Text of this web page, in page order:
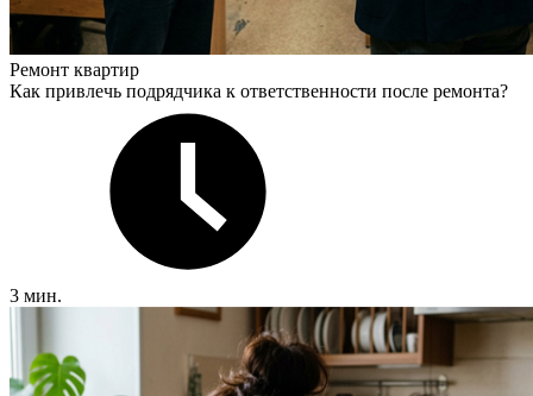
Ремонт квартир
Как привлечь подрядчика к ответственности после ремонта?
3 мин.